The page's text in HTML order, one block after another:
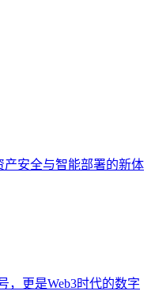
产安全与智能部署的新体
，更是Web3时代的数字